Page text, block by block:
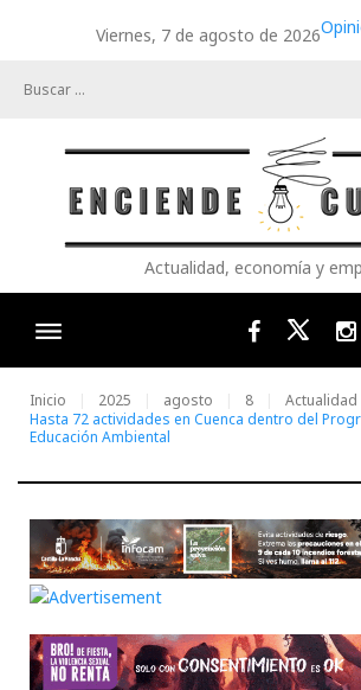
Viernes, 7 de agosto de 2026
Actualidad, economía y
FacebookTwitter
Inicio 2025 agosto 8
Actualidad
Hasta 72 actividades en Cuenca dentro del
Educación Ambiental